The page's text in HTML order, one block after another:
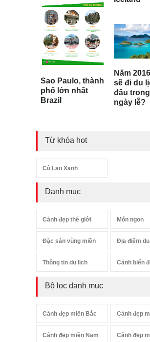
Sao Paulo, thành
phố lớn nhất
Brazil
Năm
sẽ đi du
đâu
ngày lễ?
Từ khóa hot
Cù Lao Xanh
Danh mục
Cảnh đẹp thế giới Món ngon
Đặc sản vùng miền Địa điểm
Thông tin du lịch Cảnh biển
Bộ lọc danh mục
Cảnh đẹp miền Bắc Cảnh đẹp
Cảnh đẹp miền Nam Cảnh đẹp